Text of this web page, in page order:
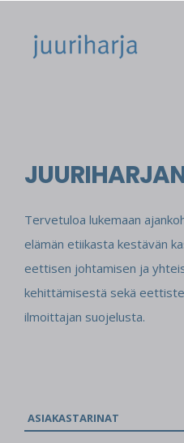
Tervetuloa lukemaan
elämän etiikasta kestävän
eettisen johtamisen ja
kehittämisestä sekä
ilmoittajan suojelusta.